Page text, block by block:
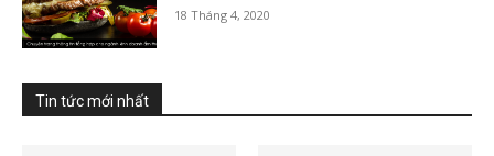
18 Tháng 4, 2020
Tin tức mới nhất